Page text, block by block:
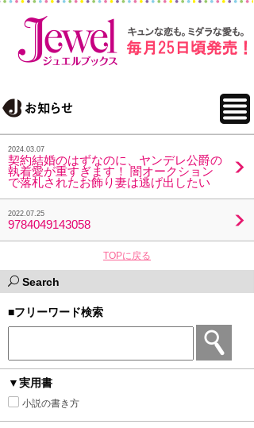
2024.03.07
契約結婚のはずなのに、ヤンデレ公爵の
執着愛が重すぎます！ 闇オークション
で落札されたお飾り妻は逃げ出したい
2022.07.25
9784049143058
TOPに戻る
Search
■フリーワード検索
▼実用書
小説の書き方